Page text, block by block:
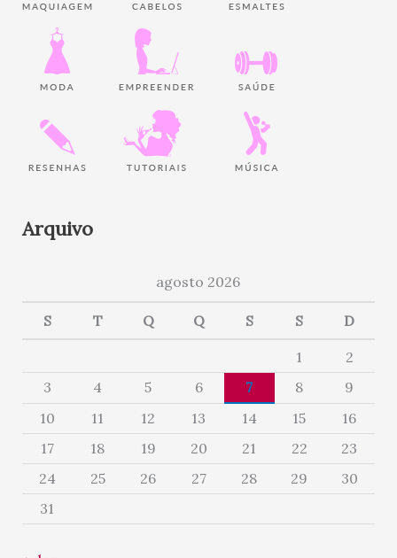
Arquivo
agosto 2026
S T Q Q S S D
1
2
3
4 5 6 7 8
9
10
11 12 13 14 15
16
17
18 19 20 21 22
23
24
25 26 27 28 29
30
31